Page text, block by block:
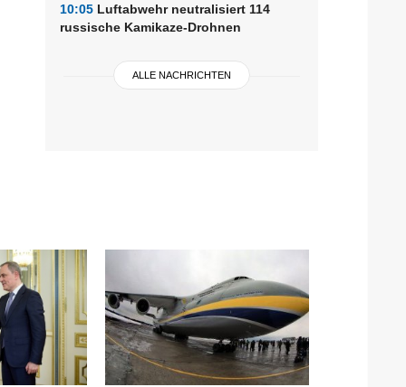
10:05 Luftabwehr neutralisiert 114
russische Kamikaze-Drohnen
ALLE NACHRICHTEN